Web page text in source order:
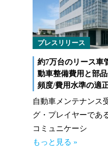
プレスリリース
約7万台のリース車
動⾞整備費⽤と部
頻度/費用水準の適
自動車メンテナンス
グ・プレイヤーであ
コミュニケーシ
もっと見る »